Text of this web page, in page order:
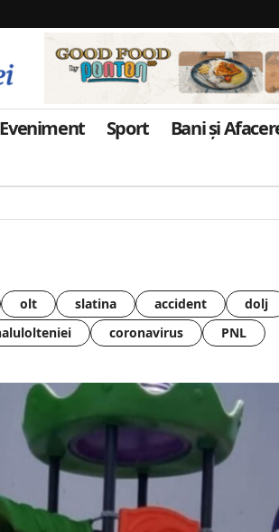
Eveniment Sport Bani și
olt slatina accident dolj
coronavirus PNL